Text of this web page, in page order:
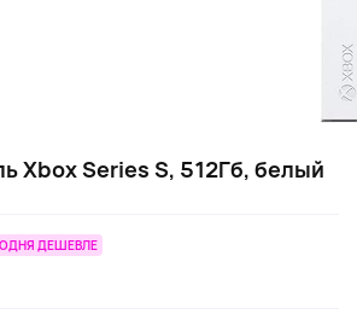
Xbox Series S, 512Гб, белый
ДЕШЕВЛЕ